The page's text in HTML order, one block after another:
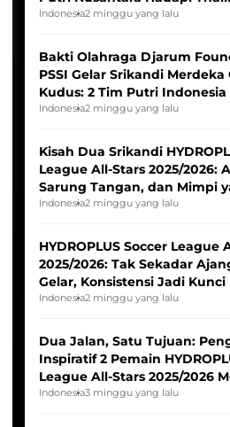
Indonesia2 minggu yang lalu
Bakti Olahraga Djarum
PSSI Gelar Srikandi Merdeka
Kudus: 2 Tim Putri
Tim Asia
Indonesia2 minggu yang lalu
Kisah Dua Srikandi
League All-Stars 2025/2026:
Sarung Tangan, dan Mimpi
Pernah Padam
Indonesia2 minggu yang lalu
HYDROPLUS Soccer League
2025/2026: Tak Sekadar
Gelar, Konsistensi Jadi
Indonesia2 minggu yang lalu
Dua Jalan, Satu Tujuan:
Inspiratif 2 Pemain
League All-Stars 2025/2026
Seleksi Timnas Indonesia Putri
Indonesia3 minggu yang lalu